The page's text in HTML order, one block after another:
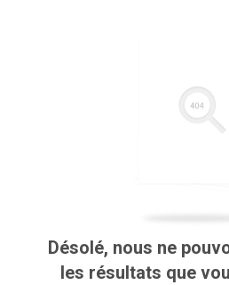
Désolé, nous ne
les résultats que